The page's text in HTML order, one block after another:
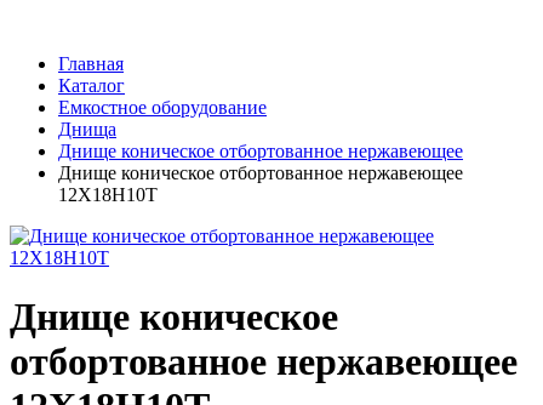
Главная
Каталог
Емкостное оборудование
Днища
Днище коническое отбортованное нержавеющее
Днище коническое отбортованное нержавеющее
12Х18Н10Т
Днище коническое
отбортованное нержавеющее